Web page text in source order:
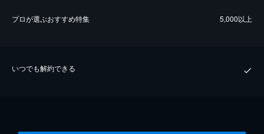
プロが選ぶおすすめ特集 5,000以上
いつでも解約できる